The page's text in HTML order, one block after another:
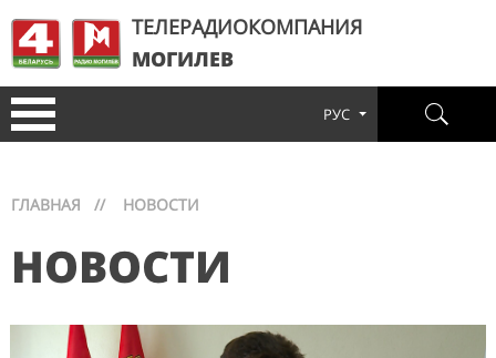
ТЕЛЕРАДИОКОМПАНИЯ
МОГИЛЕВ
РУС
ГЛАВНАЯ // НОВОСТИ
НОВОСТИ